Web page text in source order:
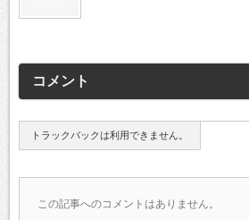
コメント
トラックバックは利用できません。
この記事へのコメントはありません。